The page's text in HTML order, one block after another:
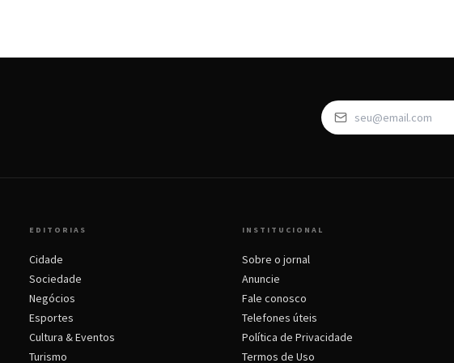
EDITORIAS
Cidade
Sociedade
Negócios
Esportes
Cultura & Eventos
Turismo
INSTITUCIONAL
Sobre o jornal
Anuncie
Fale conosco
Telefones úteis
Política de Privacidade
Termos de Uso